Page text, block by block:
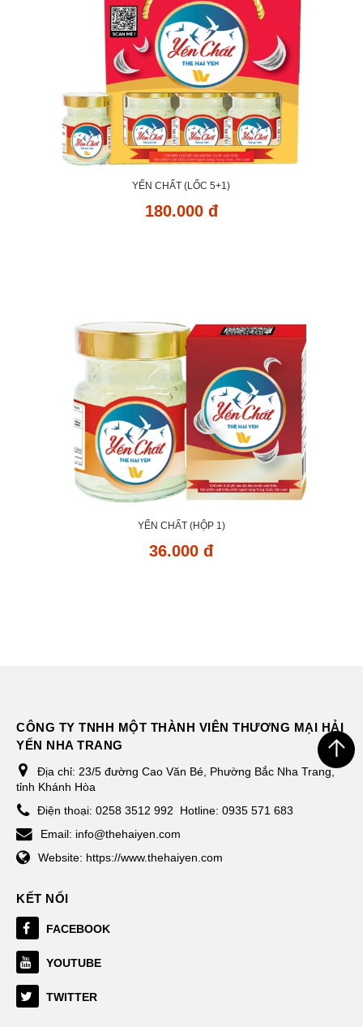
YẾN CHẤT (LỐC 5+1)
180.000 đ
YẾN CHẤT (HỘP 1)
36.000 đ
CÔNG TY TNHH MỘT THÀNH VIÊN THƯƠNG MẠI HẢI
YẾN NHA TRANG
Địa chỉ: 23/5 đường Cao Văn Bé, Phường Bắc Nha Trang,
tỉnh Khánh Hòa
Điện thoại: 0258 3512 992
Hotline: 0935 571 683
Email: info@thehaiyen.com
Website: https://www.thehaiyen.com
KẾT NỐI
FACEBOOK
YOUTUBE
TWITTER